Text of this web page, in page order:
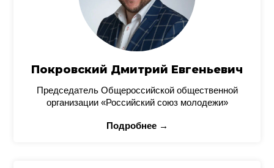
Покровский Дмитрий Евгеньевич
Председатель Общероссийской общественной
организации «Российский союз молодежи»
Подробнее →